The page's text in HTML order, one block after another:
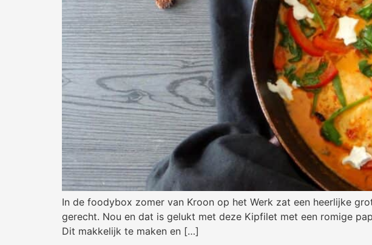
In de foodybox zomer van Kroon op het Werk zat een heerlijke
gerecht. Nou en dat is gelukt met deze Kipfilet met een romige
Dit makkelijk te maken en […]